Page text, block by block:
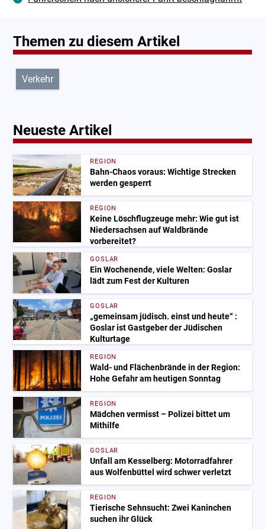
Themen zu diesem Artikel
Verkehr
Neueste Artikel
REGION
Bahn-Chaos voraus: Wichtige Strecken
werden gesperrt
REGION
Keine Löschflugzeuge mehr: Wie gut ist
Niedersachsen auf Waldbrände
vorbereitet?
GOSLAR
Ein Wochenende, viele Welten: Goslar
lädt zum Fest der Kulturen
GOSLAR
„gemeinsam jüdisch. einst und heute“ :
Goslar ist Gastgeber der Jüdischen
Kulturtage
REGION
Wald- und Flächenbrände in der Region:
Hohe Gefahr am heutigen Sonntag
REGION
Mädchen vermisst – Polizei bittet um
Mithilfe
GOSLAR
Unfall am Kesselberg: Motorradfahrer
aus Wolfenbüttel wird schwer verletzt
REGION
Tierische Sehnsucht: Zwei Kaninchen
suchen ihr Glück